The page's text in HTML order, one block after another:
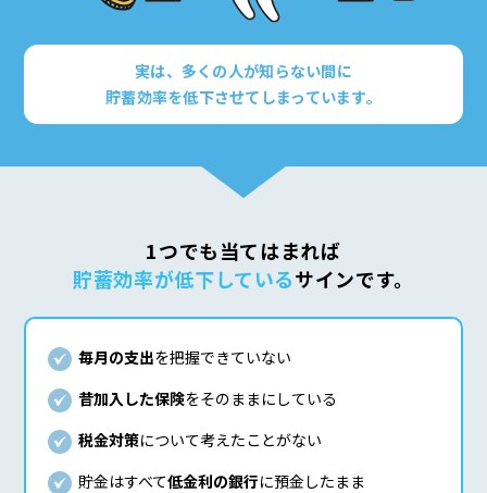
実は、多くの人が知らない間に
貯蓄効率を低下させてしまっています。
1つでも当てはまれば
貯蓄効率が低下しているサインです。
毎月の支出を把握できていない
昔加入した保険をそのままにしている
税金対策について考えたことがない
貯金はすべて低金利の銀行に預金したまま